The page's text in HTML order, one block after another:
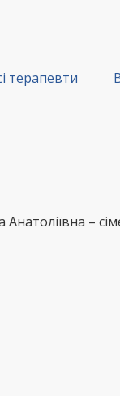
терапевти
Анатоліївна –